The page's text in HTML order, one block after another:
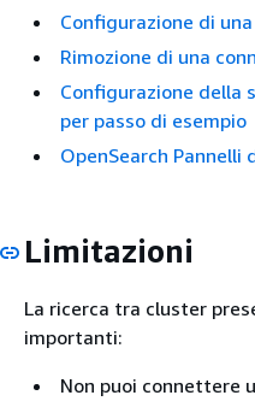
Configurazione di
Rimozione di una
Configurazione della
per passo di esempio
OpenSearch Pannelli
Limitazioni
La ricerca tra cluster
importanti:
Non puoi connettere